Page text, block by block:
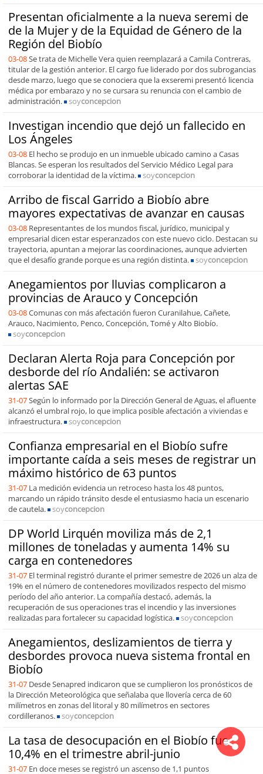
Presentan oficialmente a la nueva seremi de
de la Mujer y de la Equidad de Género de la
Región del Biobío
03-08Se trata de Michelle Vera quien reemplazará a Camila Contreras,
titular de la gestión anterior. El cargo fue liderado por dos subrogancias
desde marzo, luego que se conociera que la exseremi presentó licencia
médica por embarazo y no se cursara su renuncia con el cambio de
administración.
soyconcepcion
Investigan incendio que dejó un fallecido en
Los Ángeles
03-08 El hecho se produjo en un inmueble ubicado camino a Casas
Blancas. Se esperan los resultados del Servicio Médico Legal para
corroborar la identidad de la víctima.
soyconcepcion
Arribo de fiscal Garrido a Biobío abre
mayores expectativas de avanzar en causas
03-08 Representantes de los mundos fiscal, jurídico, municipal y
empresarial dicen estar esperanzados con este nuevo ciclo. Destacan su
trayectoria, apuntan a mejorar las coordinaciones, aunque advierten
que el desafío grande porque es una región distinta.
soyconcepcion
Anegamientos por lluvias complicaron a
provincias de Arauco y Concepción
03-08Comunas con más afectación fueron Curanilahue, Cañete,
Arauco, Nacimiento, Penco, Concepción, Tomé y Alto Biobío.
soyconcepcion
Declaran Alerta Roja para Concepción por
desborde del río Andalién: se activaron
alertas SAE
31-07Según lo informado por la Dirección General de Aguas, el afluente
alcanzó el umbral rojo, lo que implica posible afectación a viviendas e
infraestructura.
soyconcepcion
Confianza empresarial en el Biobío sufre
importante caída a seis meses de registrar un
máximo histórico de 63 puntos
31-07 La medición evidencia un retroceso hasta los 48 puntos,
marcando un rápido tránsito desde el entusiasmo hacia un escenario
de cautela.
soyconcepcion
DP World Lirquén moviliza más de 2,1
millones de toneladas y aumenta 14% su
carga en contenedores
31-07 El terminal registró durante el primer semestre de 2026 un alza de
19% en el número de contenedores movilizados respecto del mismo
período del año anterior. La compañía destacó, además, la
recuperación de sus operaciones tras el incendio y las inversiones
realizadas para fortalecer su capacidad logística.
soyconcepcion
Anegamientos, deslizamientos de tierra y
desbordes provoca nueva sistema frontal en
Biobío
31-07 Desde Senapred indicaron que se cumplieron los pronósticos de
la Dirección Meteorológica que señalaba que llovería cerca de 60
milímetros en zonas del litoral y 80 milímetros en sectores
cordilleranos.
soyconcepcion
La tasa de desocupación en el Biobío fue
10,4% en el trimestre abril-junio
31-07 En doce meses se registró un ascenso de 1,1 puntos